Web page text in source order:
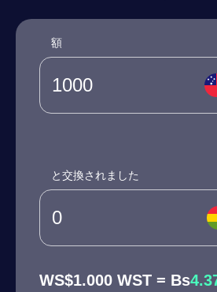
額
と交換されました
WS$1.000 WST = Bs